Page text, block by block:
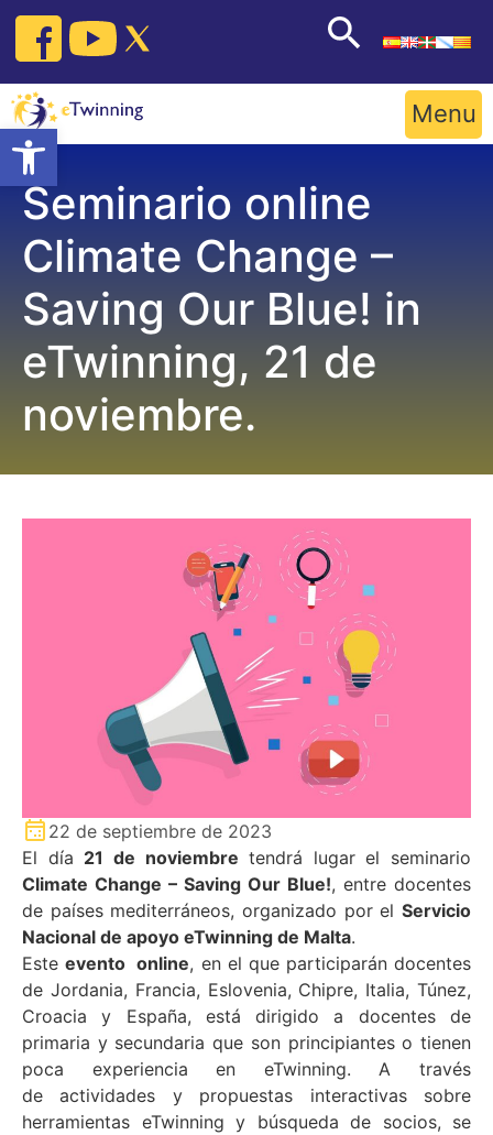
Open toolbar
Skip
content
Menu
Seminario online
Climate Change –
Saving Our Blue! in
eTwinning, 21 de
noviembre.
22 de septiembre de 2023
El día 21 de noviembre tendrá lugar el seminario
Climate Change – Saving Our Blue!, entre docentes
de países mediterráneos, organizado por el Servicio
Nacional de apoyo eTwinning de Malta.
Esteevento online, en el que participarán docentes
de Jordania, Francia, Eslovenia, Chipre, Italia, Túnez,
Croacia y España, está dirigido a docentes de
primaria y secundaria que son principiantes o tienen
poca experiencia en eTwinning. A través
deactividades y propuestas interactivas sobre
herramientas eTwinning y búsqueda de socios, se